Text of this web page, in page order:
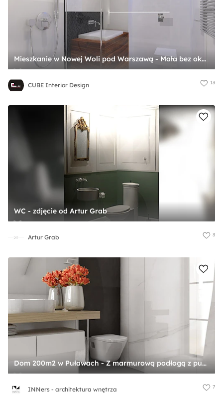
Mieszkanie w Nowej Woli pod Warszawą - Mała bez okna łazienka, styl nowoczesny - zdjęcie od CUBE Interior Design
CUBE Interior Design 13
WC - zdjęcie od Artur Grab
Artur Grab 3
Dom 200m2 w Puławach - Z marmurową podłogą z punktowym oświetleniem łazienka z oknem, styl nowoczesny - zdjęcie od INNers - architektura wnętrza
INNers - architektura wnętrza 7